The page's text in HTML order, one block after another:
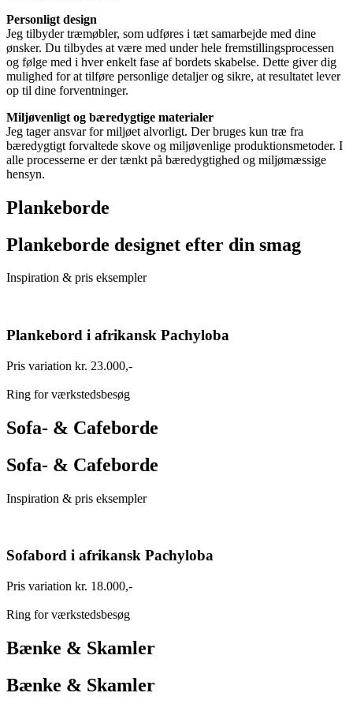
Personligt design
Jeg tilbyder træmøbler, som udføres i tæt samarbejde med dine
ønsker. Du tilbydes at være med under hele fremstillingsprocessen
og følge med i hver enkelt fase af bordets skabelse. Dette giver dig
mulighed for at tilføre personlige detaljer og sikre, at resultatet lever
op til dine forventninger.
Miljøvenligt og bæredygtige materialer
Jeg tager ansvar for miljøet alvorligt. Der bruges kun træ fra
bæredygtigt forvaltede skove og miljøvenlige produktionsmetoder. I
alle processerne er der tænkt på bæredygtighed og miljømæssige
hensyn.
Plankeborde
Plankeborde designet efter din smag
Inspiration & pris eksempler
Plankebord i afrikansk Pachyloba
Pris variation kr. 23.000,-
Ring for værkstedsbesøg
Sofa- & Cafeborde
Sofa- & Cafeborde
Inspiration & pris eksempler
Sofabord i afrikansk Pachyloba
Pris variation kr. 18.000,-
Ring for værkstedsbesøg
Bænke & Skamler
Bænke & Skamler